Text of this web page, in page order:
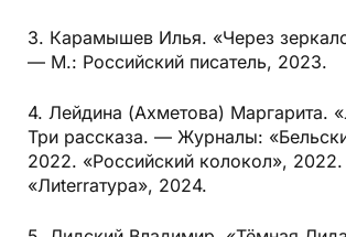
3. Карамышев Илья. «Через
— М.: Российский писатель, 2023.
4. Лейдина (Ахметова) Маргарита.
Три рассказа. — Журналы:
2022. «Российский колокол», 2022.
«Лиterraтура», 2024.